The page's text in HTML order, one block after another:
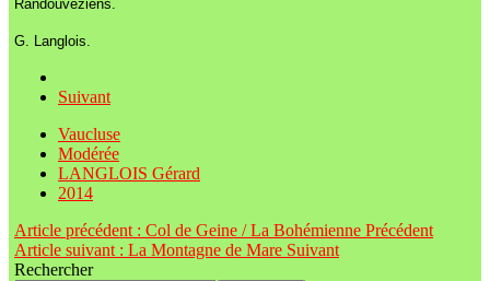
Randouveziens.
G. Langlois.
Suivant
Vaucluse
Modérée
LANGLOIS Gérard
2014
Article précédent : Col de Geine / La Bohémienne Précédent
Article suivant : La Montagne de Mare Suivant
Rechercher